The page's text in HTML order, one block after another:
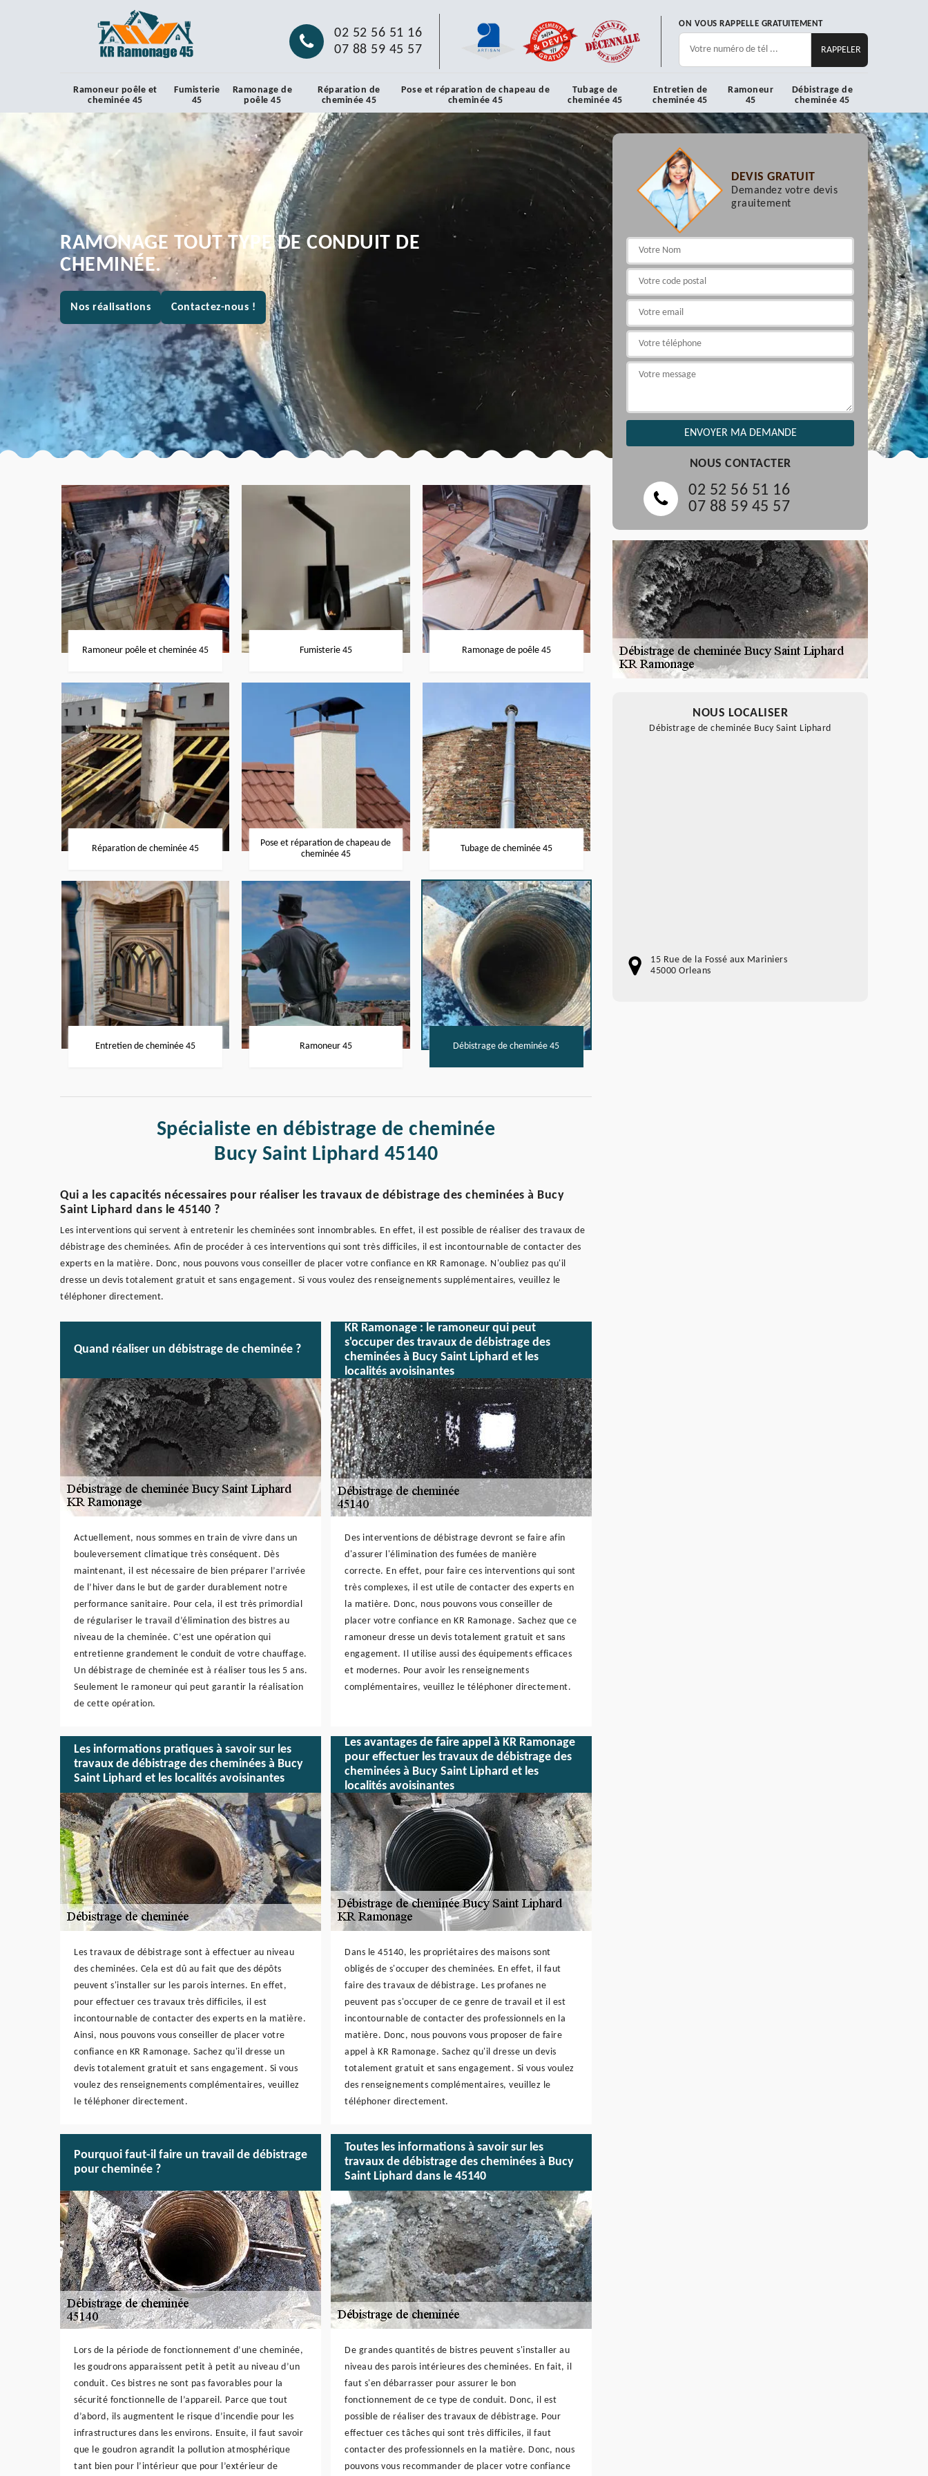
02 52 56 51 16
07 88 59 45 57
ON VOUS RAPPELLE GRATUITEMENT
Ramoneur poêle et
cheminée 45
Fumisterie
45
Ramonage de
poêle 45
Réparation de
cheminée 45
Pose et réparation de chapeau de
cheminée 45
Tubage de
cheminée 45
Entretien de
cheminée 45
Ramoneur
45
Débistrage de
cheminée 45
RAMONAGE TOUT TYPE DE CONDUIT DE
CHEMINÉE.
Nos réalisations Contactez-nous !
Ramoneur poêle et cheminée 45 Fumisterie 45 Ramonage de poêle 45
Réparation de cheminée 45
Pose et réparation de chapeau de
cheminée 45
Tubage de cheminée 45
Entretien de cheminée 45 Ramoneur 45 Débistrage de cheminée 45
Spécialiste en débistrage de cheminée
Bucy Saint Liphard 45140
Qui a les capacités nécessaires pour réaliser les travaux de débistrage des cheminées à Bucy
Saint Liphard dans le 45140 ?
Les interventions qui servent à entretenir les cheminées sont innombrables. En effet, il est possible de réaliser des travaux de
débistrage des cheminées. Afin de procéder à ces interventions qui sont très difficiles, il est incontournable de contacter des
experts en la matière. Donc, nous pouvons vous conseiller de placer votre confiance en KR Ramonage. N'oubliez pas qu'il
dresse un devis totalement gratuit et sans engagement. Si vous voulez des renseignements supplémentaires, veuillez le
téléphoner directement.
Quand réaliser un débistrage de cheminée ?
Actuellement, nous sommes en train de vivre dans un
bouleversement climatique très conséquent. Dès
maintenant, il est nécessaire de bien préparer l’arrivée
de l’hiver dans le but de garder durablement notre
performance sanitaire. Pour cela, il est très primordial
de régulariser le travail d’élimination des bistres au
niveau de la cheminée. C’est une opération qui
entretienne grandement le conduit de votre chauffage.
Un débistrage de cheminée est à réaliser tous les 5 ans.
Seulement le ramoneur qui peut garantir la réalisation
de cette opération.
KR Ramonage : le ramoneur qui peut
s'occuper des travaux de débistrage des
cheminées à Bucy Saint Liphard et les
localités avoisinantes
Des interventions de débistrage devront se faire afin
d'assurer l'élimination des fumées de manière
correcte. En effet, pour faire ces interventions qui sont
très complexes, il est utile de contacter des experts en
la matière. Donc, nous pouvons vous conseiller de
placer votre confiance en KR Ramonage. Sachez que ce
ramoneur dresse un devis totalement gratuit et sans
engagement. Il utilise aussi des équipements efficaces
et modernes. Pour avoir les renseignements
complémentaires, veuillez le téléphoner directement.
Les informations pratiques à savoir sur les
travaux de débistrage des cheminées à Bucy
Saint Liphard et les localités avoisinantes
Les travaux de débistrage sont à effectuer au niveau
des cheminées. Cela est dû au fait que des dépôts
peuvent s'installer sur les parois internes. En effet,
pour effectuer ces travaux très difficiles, il est
incontournable de contacter des experts en la matière.
Ainsi, nous pouvons vous conseiller de placer votre
confiance en KR Ramonage. Sachez qu'il dresse un
devis totalement gratuit et sans engagement. Si vous
voulez des renseignements complémentaires, veuillez
le téléphoner directement.
Les avantages de faire appel à KR Ramonage
pour effectuer les travaux de débistrage des
cheminées à Bucy Saint Liphard et les
localités avoisinantes
Dans le 45140, les propriétaires des maisons sont
obligés de s'occuper des cheminées. En effet, il faut
faire des travaux de débistrage. Les profanes ne
peuvent pas s'occuper de ce genre de travail et il est
incontournable de contacter des professionnels en la
matière. Donc, nous pouvons vous proposer de faire
appel à KR Ramonage. Sachez qu'il dresse un devis
totalement gratuit et sans engagement. Si vous voulez
des renseignements complémentaires, veuillez le
téléphoner directement.
Pourquoi faut-il faire un travail de débistrage
pour cheminée ?
Lors de la période de fonctionnement d’une cheminée,
les goudrons apparaissent petit à petit au niveau d’un
conduit. Ces bistres ne sont pas favorables pour la
sécurité fonctionnelle de l’appareil. Parce que tout
d’abord, ils augmentent le risque d’incendie pour les
infrastructures dans les environs. Ensuite, il faut savoir
que le goudron agrandit la pollution atmosphérique
tant bien pour l’intérieur que pour l’extérieur de
Toutes les informations à savoir sur les
travaux de débistrage des cheminées à Bucy
Saint Liphard dans le 45140
De grandes quantités de bistres peuvent s'installer au
niveau des parois intérieures des cheminées. En fait, il
faut s'en débarrasser pour assurer le bon
fonctionnement de ce type de conduit. Donc, il est
possible de réaliser des travaux de débistrage. Pour
effectuer ces tâches qui sont très difficiles, il faut
contacter des professionnels en la matière. Donc, nous
pouvons vous recommander de placer votre confiance
DEVIS GRATUIT
Demandez votre devis
grauitement
NOUS CONTACTER
02 52 56 51 16
07 88 59 45 57
NOUS LOCALISER
Débistrage de cheminée Bucy Saint Liphard
15 Rue de la Fossé aux Mariniers
45000 Orleans